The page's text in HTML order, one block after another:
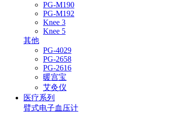
PG-M190
PG-M192
Knee 3
Knee 5
其他
PG-4029
PG-2658
PG-2616
暖宫宝
艾灸仪
医疗系列
臂式电子血压计